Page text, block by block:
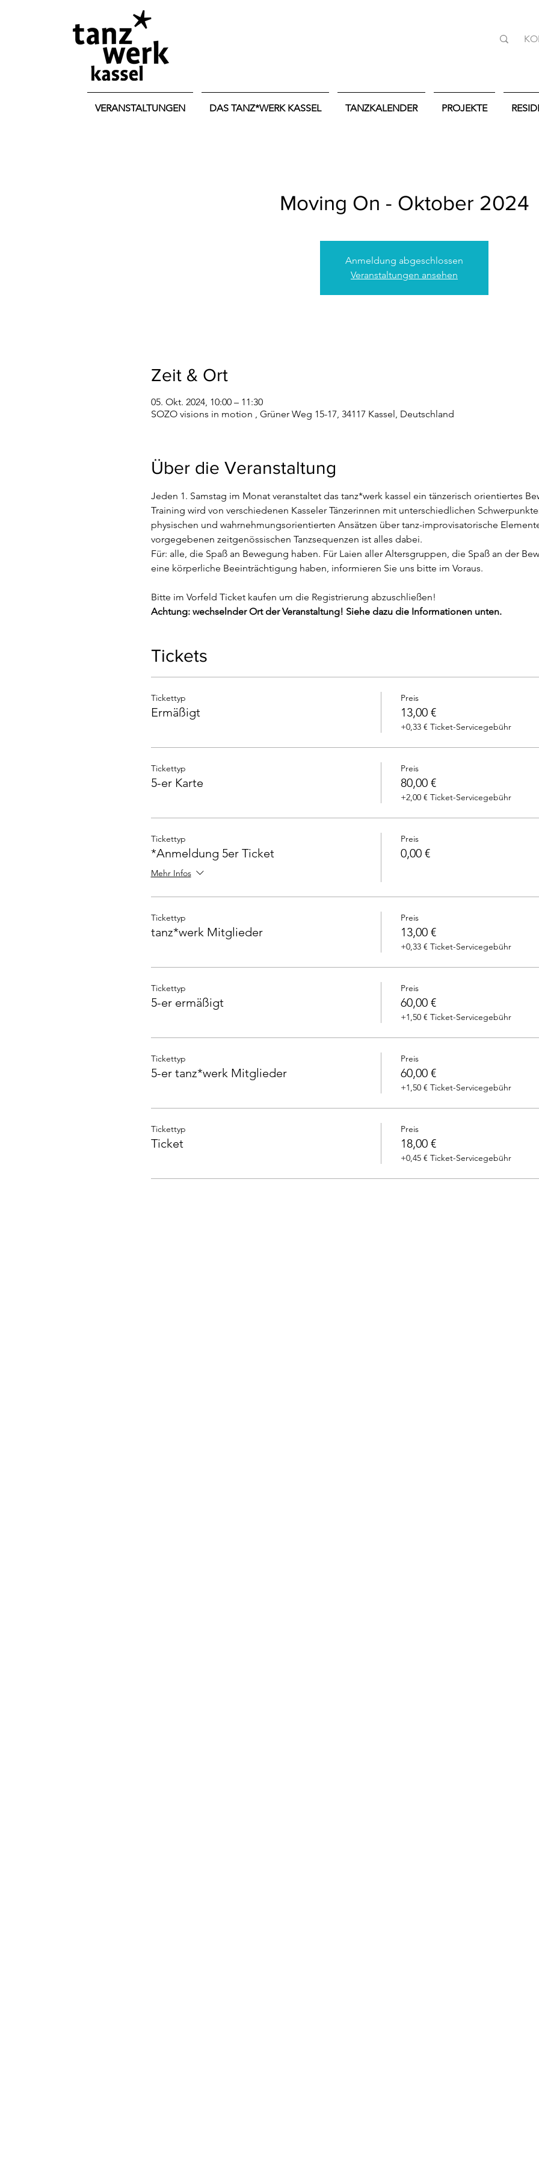
VERANSTALTUNGEN DAS TANZ*WERK KASSEL TANZKALENDER PROJEKTE
Moving On - Oktober 2024
Anmeldung abgeschlossen
Veranstaltungen ansehen
Zeit & Ort
05. Okt. 2024, 10:00 – 11:30
SOZO visions in motion , Grüner Weg 15-17, 34117 Kassel, Deutschland
Über die Veranstaltung
Jeden 1. Samstag im Monat veranstaltet das tanz*werk kassel ein tänzerisch orientiertes
Training wird von verschiedenen Kasseler Tänzerinnen mit unterschiedlichen
physischen und wahrnehmungsorientierten Ansätzen über tanz-improvisatorische
vorgegebenen zeitgenössischen Tanzsequenzen ist alles dabei.
Für: alle, die Spaß an Bewegung haben. Für Laien aller Altersgruppen, die Spaß an der
eine körperliche Beeinträchtigung haben, informieren Sie uns bitte im Voraus.
Bitte im Vorfeld Ticket kaufen um die Registrierung abzuschließen!
Achtung: wechselnder Ort der Veranstaltung! Siehe dazu die Informationen unten.
Tickets
Tickettyp
Ermäßigt
Preis
13,00 €
+0,33 € Ticket-Servicegebühr
Tickettyp
5-er Karte
Preis
80,00 €
+2,00 € Ticket-Servicegebühr
Tickettyp
*Anmeldung 5er Ticket
Mehr Infos
Preis
0,00 €
Tickettyp
tanz*werk Mitglieder
Preis
13,00 €
+0,33 € Ticket-Servicegebühr
Tickettyp
5-er ermäßigt
Preis
60,00 €
+1,50 € Ticket-Servicegebühr
Tickettyp
5-er tanz*werk Mitglieder
Preis
60,00 €
+1,50 € Ticket-Servicegebühr
Tickettyp
Ticket
Preis
18,00 €
+0,45 € Ticket-Servicegebühr